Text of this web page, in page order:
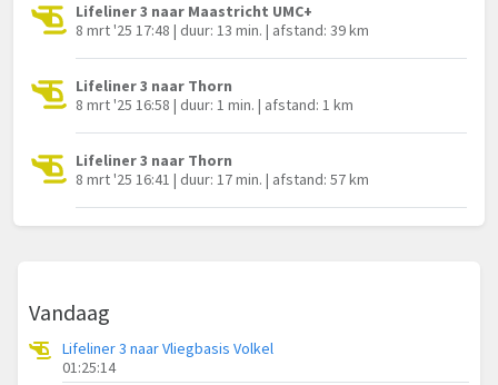
Lifeliner 3 naar Maastricht UMC+
8 mrt '25 17:48 | duur: 13 min. | afstand: 39 km
Lifeliner 3 naar Thorn
8 mrt '25 16:58 | duur: 1 min. | afstand: 1 km
Lifeliner 3 naar Thorn
8 mrt '25 16:41 | duur: 17 min. | afstand: 57 km
Vandaag
Lifeliner 3 naar Vliegbasis Volkel
01:25:14